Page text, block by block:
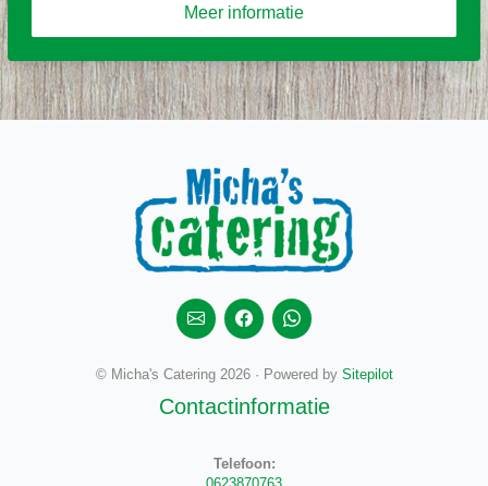
Meer informatie
© Micha's Catering 2026 · Powered by Sitepilot
Contactinformatie
Telefoon: